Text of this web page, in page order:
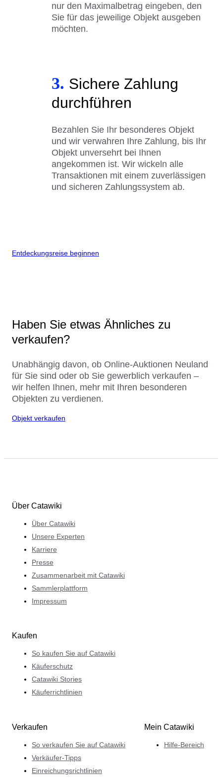
nur den Maximalbetrag eingeben, den
Sie für das jeweilige Objekt ausgeben
möchten.
3. Sichere Zahlung
durchführen
Bezahlen Sie Ihr besonderes Objekt
und wir verwahren Ihre Zahlung, bis Ihr
Objekt unversehrt bei Ihnen
angekommen ist. Wir wickeln alle
Transaktionen mit einem zuverlässigen
und sicheren Zahlungssystem ab.
Entdeckungsreise beginnen
Haben Sie etwas Ähnliches zu
verkaufen?
Unabhängig davon, ob Online-Auktionen Neuland
für Sie sind oder ob Sie gewerblich verkaufen –
wir helfen Ihnen, mehr mit Ihren besonderen
Objekten zu verdienen.
Objekt verkaufen
Über Catawiki
Über Catawiki
Unsere Experten
Karriere
Presse
Zusammenarbeit mit Catawiki
Sammlerplattform
Impressum
Kaufen
So kaufen Sie auf Catawiki
Käuferschutz
Catawiki Stories
Käuferrichtlinien
Verkaufen
So verkaufen Sie auf Catawiki
Verkäufer-Tipps
Einreichungsrichtlinien
Mein Catawiki
Hilfe-Bereich